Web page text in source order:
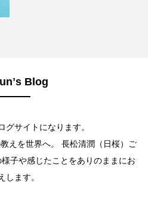
Blog
グサイトになります。
えを世界へ。 長松清潤（日桜）ご
子や感じたことをありのままにお
します。